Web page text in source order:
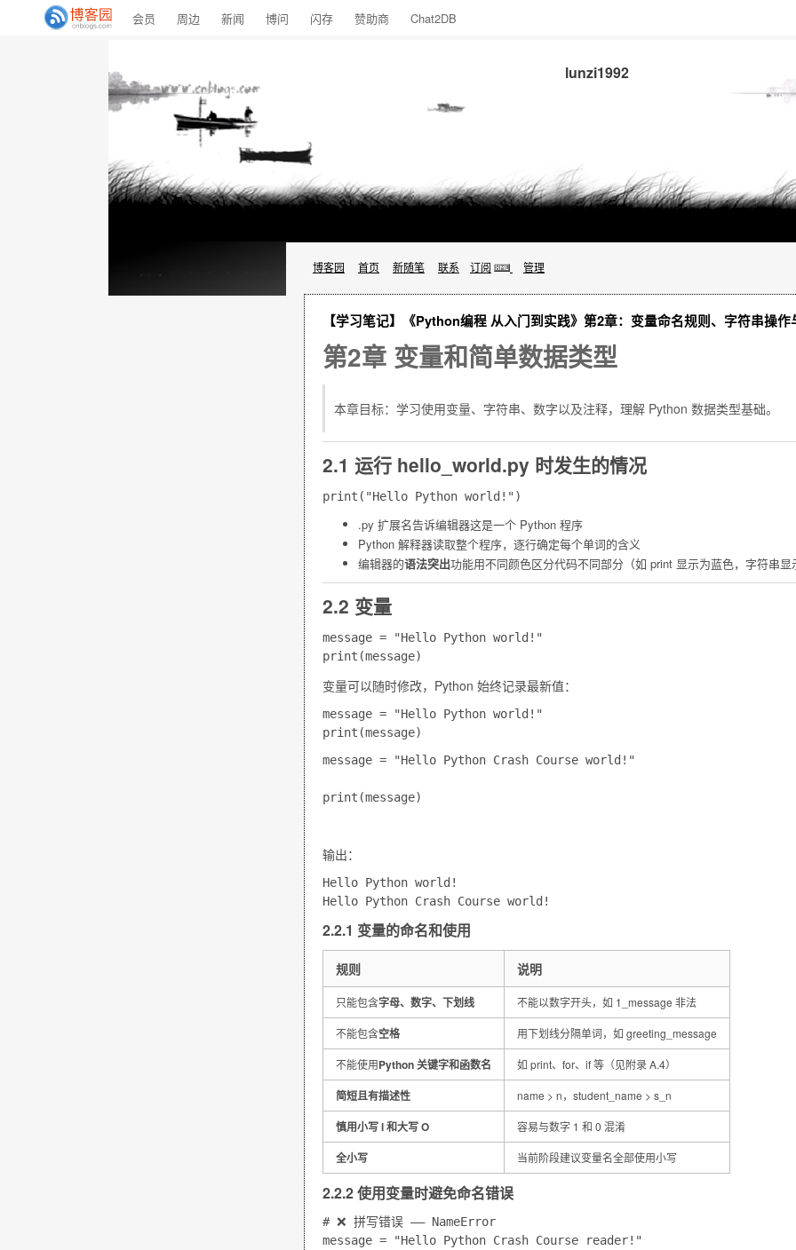
会员 周边 新闻 博问 闪存 赞助商 Chat2DB
lunzi1992
博客园 首页 新随笔 联系 订阅 管理
【学习笔记】《Python编程 从入门到实践》第2章：变量命名规则、字符串操
第2章 变量和简单数据类型
本章目标：学习使用变量、字符串、数字以及注释，理解 Python 数据类型基础。
2.1 运行 hello_world.py 时发生的情况
.py 扩展名告诉编辑器这是一个 Python 程序
Python 解释器读取整个程序，逐行确定每个单词的含义
编辑器的语法突出功能用不同颜色区分代码不同部分（如 print 显示为蓝色，字符串显
2.2 变量
message = "Hello Python world!"
变量可以随时修改，Python 始终记录最新值：
message = "Hello Python world!"
message = "Hello Python Crash Course world!"
print(message)
输出：
Hello Python world!
2.2.1 变量的命名和使用
规则 说明
只能包含字母、数字、下划线 不能以数字开头，如 1_message 非法
不能包含空格 用下划线分隔单词，如 greeting_message
不能使用Python 关键字和函数名 如 print、 for、 if等（见附录 A.4）
简短且有描述性 name > n， student_name > s_n
慎用小写 l 和大写 O 容易与数字 1 和 0 混淆
全小写 当前阶段建议变量名全部使用小写
2.2.2 使用变量时避免命名错误
# ❌ 拼写错误 —— NameError
message = "Hello Python Crash Course reader!"